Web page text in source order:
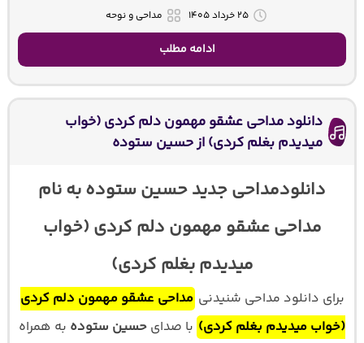
۲۵ خرداد ۱۴۰۵ مداحی و نوحه
ادامه مطلب
دانلود مداحی عشقو مهمون دلم کردی (خواب
میدیدم بغلم کردی) از حسین ستوده
دانلودمداحی جدید حسین ستوده به نام
مداحی عشقو مهمون دلم کردی (خواب
میدیدم بغلم کردی)
برای دانلود مداحی شنیدنی مداحی عشقو مهمون دلم کردی
(خواب میدیدم بغلم کردی) با صدای حسین ستوده به همراه